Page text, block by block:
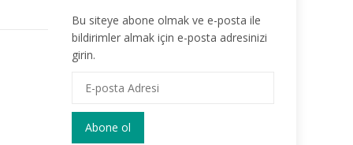
Bu siteye abone olmak ve e-posta ile
bildirimler almak için e-posta adresinizi
girin.
posta
Adresi
Abone ol